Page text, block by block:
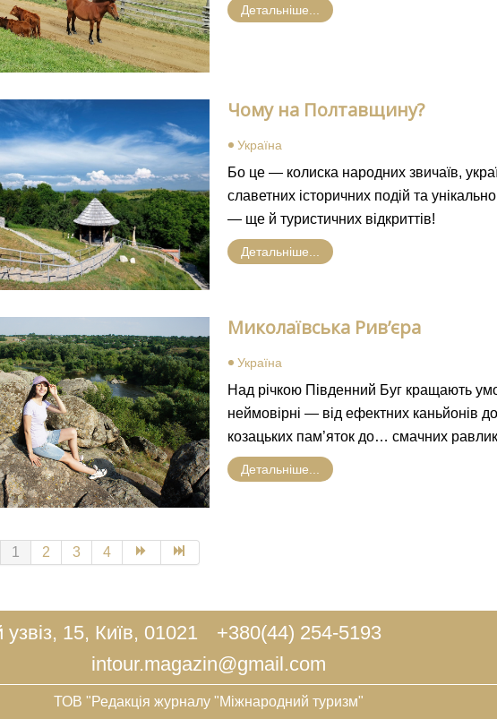
Детальніше...
Чому на Полтавщину?
Україна
Бо це — колиска народних звичаїв,
славетних історичних подій та
— ще й туристичних відкриттів!
Детальніше...
Миколаївська Рив’єра
Україна
Над річкою Південний Буг кращають
неймовірні — від ефектних каньйонів до
козацьких пам’яток до… смачних
Детальніше...
1 2 3 4
15, Київ, 01021
+380(44) 254-5193
intour.magazin@gmail.com
ТОВ "Редакція журналу "Міжнародний туризм"